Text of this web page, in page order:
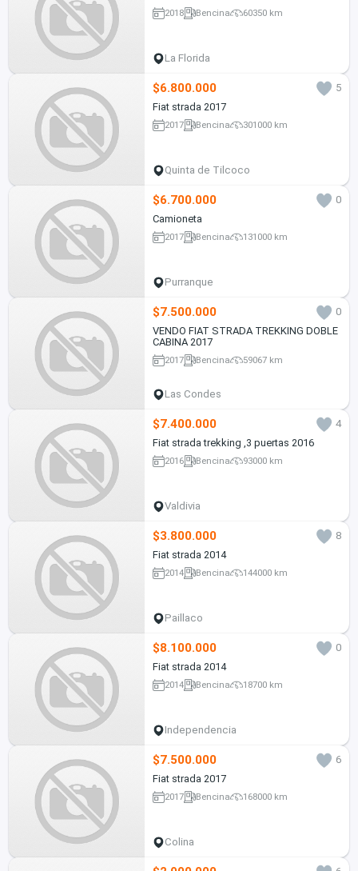
2018 Bencina 60350 km
La Florida
$6.800.000
5
Fiat strada 2017
2017 Bencina 301000 km
Quinta de Tilcoco
$6.700.000
0
Camioneta
2017 Bencina 131000 km
Purranque
$7.500.000
0
VENDO FIAT STRADA TREKKING DOBLE
CABINA 2017
2017 Bencina 59067 km
Las Condes
$7.400.000
4
Fiat strada trekking ,3 puertas 2016
2016 Bencina 93000 km
Valdivia
$3.800.000
8
Fiat strada 2014
2014 Bencina 144000 km
Paillaco
$8.100.000
0
Fiat strada 2014
2014 Bencina 18700 km
Independencia
$7.500.000
6
Fiat strada 2017
2017 Bencina 168000 km
Colina